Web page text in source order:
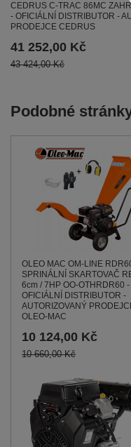
CEDRUS C-TRAC 86MC
- OFICIÁLNÍ DISTRIBUTOR -
PRODEJCE CEDRUS
41 252,00 Kč
43 424,00 Kč
Podobné
OLEO MAC OM-LINE
SPRINÁLNÍ SKARTOVAČ
6cm / 7HP OO-OTHRDR60 -
OFICIÁLNÍ DISTRIBUTOR -
AUTORIZOVANÝ
OLEO-MAC
10 124,00 Kč
10 660,00 Kč